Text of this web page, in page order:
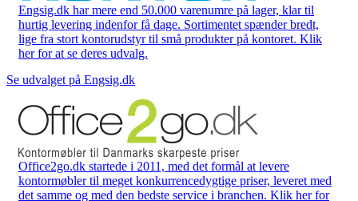
Engsig.dk har mere end 50.000 varenumre på lager, klar til
hurtig levering indenfor få dage. Sortimentet spænder bredt,
lige fra stort kontorudstyr til små produkter på kontoret. Klik
her for at se deres udvalg.
Se udvalget på Engsig.dk
Office2go.dk startede i 2011, med det formål at levere
kontormøbler til meget konkurrencedygtige priser, leveret med
det samme og med den bedste service i branchen. Klik her for